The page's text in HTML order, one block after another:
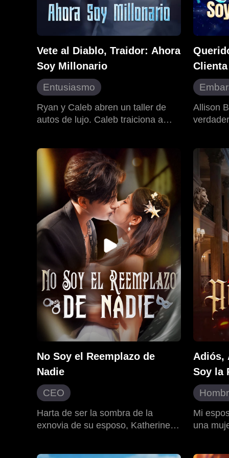
Vete al Diablo, Traidor: Ahora
Soy Millonario
Entusiasmo
Cambio de destino
Contraataque
Contraataque y giro
Ryan y Caleb abren un taller de
autos de lujo. Caleb traiciona a
fracasa por sus malas decisiones,
queda en bancarrota, y Ryan
construye un imperio exitoso.
Clienta
Allison
Walsh,
cruel
su
de
fin abre
que la
y
una
No Soy el Reemplazo de
Nadie
CEO
Amor platónico del pasado
Diferencia de edad
Harta de ser la sombra de la
exnovia de su esposo, Katherine
Adiós,
Soy la
Mi
una